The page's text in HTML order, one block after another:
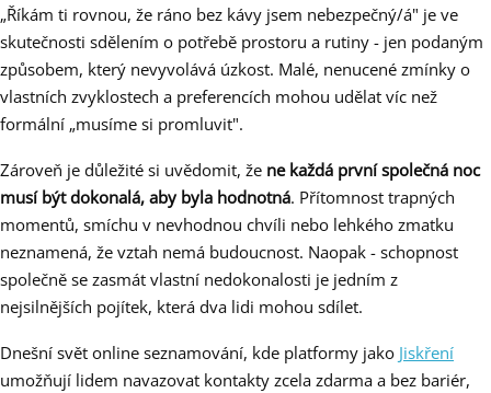
„Říkám ti rovnou, že ráno bez kávy jsem nebezpečný/á" je ve
skutečnosti sdělením o potřebě prostoru a rutiny - jen podaným
způsobem, který nevyvolává úzkost. Malé, nenucené zmínky o
vlastních zvyklostech a preferencích mohou udělat víc než
formální „musíme si promluvit".
Zároveň je důležité si uvědomit, že ne každá první společná noc
musí být dokonalá, aby byla hodnotná. Přítomnost trapných
momentů, smíchu v nevhodnou chvíli nebo lehkého zmatku
neznamená, že vztah nemá budoucnost. Naopak - schopnost
společně se zasmát vlastní nedokonalosti je jedním z
nejsilnějších pojítek, která dva lidi mohou sdílet.
Dnešní svět online seznamování, kde platformy jako Jiskření
umožňují lidem navazovat kontakty zcela zdarma a bez bariér,